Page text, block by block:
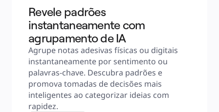
Revele padrões
instantaneamente com
agrupamento de IA
Agrupe notas adesivas físicas ou digitais
instantaneamente por sentimento ou
palavras-chave. Descubra padrões e
promova tomadas de decisões mais
inteligentes ao categorizar ideias com
rapidez.